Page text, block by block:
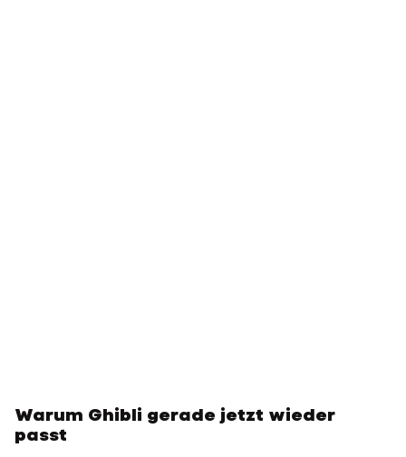
Warum Ghibli gerade jetzt wieder
passt